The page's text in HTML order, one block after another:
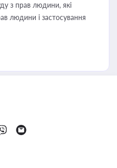
з прав людини, які
людини і застосування